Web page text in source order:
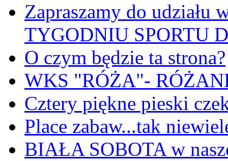
Zapraszamy do udziału
TYGODNIU SPORTU
O czym będzie ta strona?
WKS "RÓŻA"-
Cztery piękne pieski
Place zabaw...tak
BIAŁA SOBOTA w